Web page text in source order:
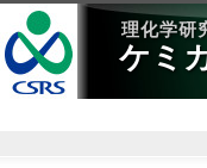
理化学研
ケミ